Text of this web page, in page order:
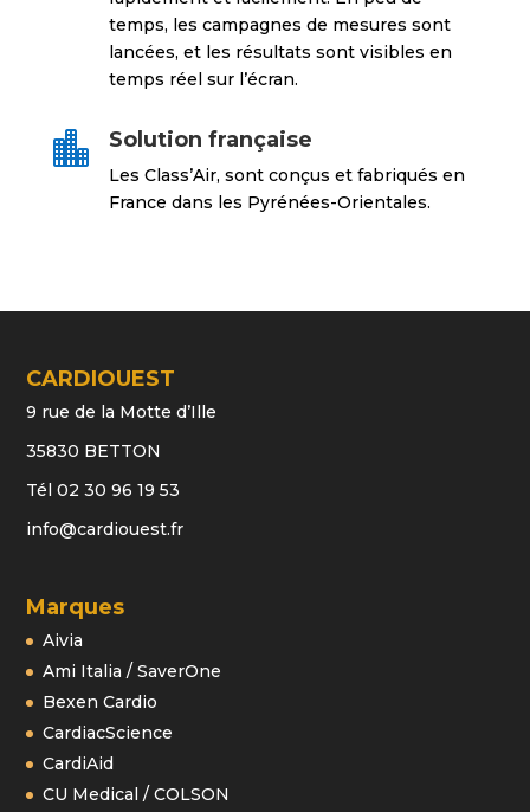
temps, les campagnes de mesures sont
lancées, et les résultats sont visibles en
temps réel sur l’écran.
 Solution française
Les Class’Air, sont conçus et fabriqués en
France dans les Pyrénées-Orientales.
CARDIOUEST
9 rue de la Motte d’Ille
35830 BETTON
Tél 02 30 96 19 53
info@cardiouest.fr
Marques
Aivia
Ami Italia / SaverOne
Bexen Cardio
CardiacScience
CardiAid
CU Medical / COLSON